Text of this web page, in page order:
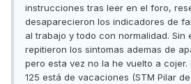
instrucciones tras leer en el foro,
desaparecieron los indicadores de
al trabajo y todo con normalidad. Sin
repitieron los sintomas ademas de
pero esta vez no la he vuelto a cojer.
125 está de vacaciones (STM Pilar